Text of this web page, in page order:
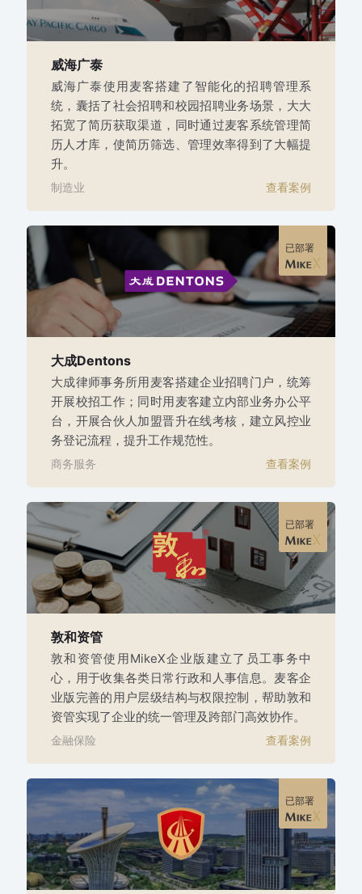
威海广泰
威海广泰使用麦客搭建了智能化的招聘管理系
统，囊括了社会招聘和校园招聘业务场景，大大
拓宽了简历获取渠道，同时通过麦客系统管理简
历人才库，使简历筛选、管理效率得到了大幅提
升。
制造业 查看案例
已部署
大成Dentons
大成律师事务所用麦客搭建企业招聘门户，统筹
开展校招工作；同时用麦客建立内部业务办公平
台，开展合伙人加盟晋升在线考核，建立风控业
务登记流程，提升工作规范性。
商务服务 查看案例
已部署
敦和资管
敦和资管使用MikeX企业版建立了员工事务中
心，用于收集各类日常行政和人事信息。麦客企
业版完善的用户层级结构与权限控制，帮助敦和
资管实现了企业的统一管理及跨部门高效协作。
金融保险 查看案例
已部署